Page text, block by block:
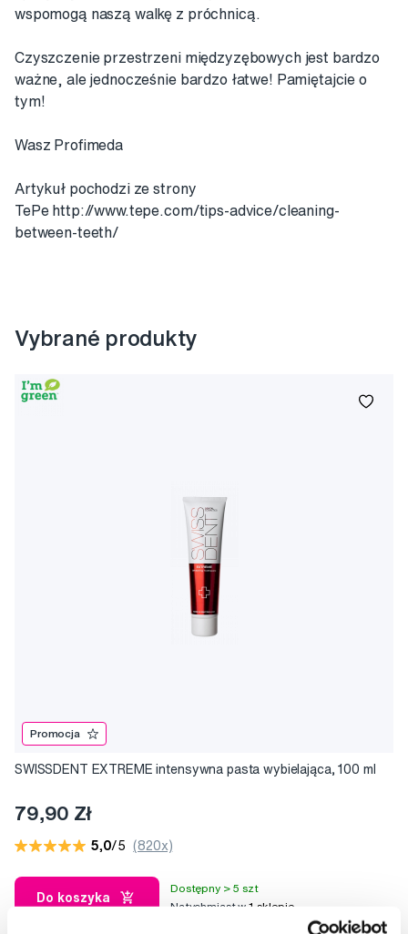
wspomogą naszą walkę z próchnicą.
Czyszczenie przestrzeni międzyzębowych jest bardzo
ważne, ale jednocześnie bardzo łatwe! Pamiętajcie o
tym!
Wasz Profimeda
Artykuł pochodzi ze strony
TePe http://www.tepe.com/tips-advice/cleaning-
between-teeth/
Vybrané produkty
Promocja
SWISSDENT EXTREME intensywna pasta wybielająca, 100 ml
79,90 Zł
5,0/5 (820x)
Do koszyka
Dostępny > 5 szt
Natychmiast w1 sklepie